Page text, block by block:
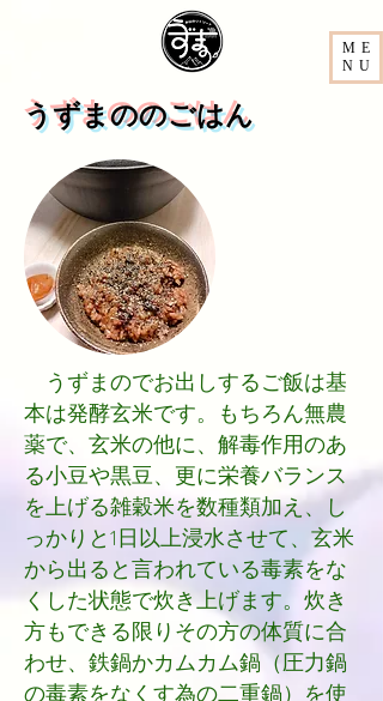
ME
NU
​うずまののごはん
うずまのでお出しするご飯は基
本は発酵玄米です。もちろん無農
薬で、玄米の他に、解毒作用のあ
る小豆や黒豆、更に栄養バランス
を上げる雑穀米を数種類加え、し
っかりと1日以上浸水させて、玄米
から出ると言われている毒素をな
くした状態で炊き上げます。炊き
方もできる限りその方の体質に合
わせ、鉄鍋かカムカム鍋（圧力鍋
の毒素をなくす為の二重鍋）を使